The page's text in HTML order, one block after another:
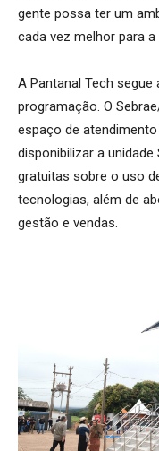
gente possa ter um
cada vez melhor para
A Pantanal Tech
programação. O
espaço de
disponibilizar a
gratuitas sobre o uso
tecnologias, além de
gestão e vendas.